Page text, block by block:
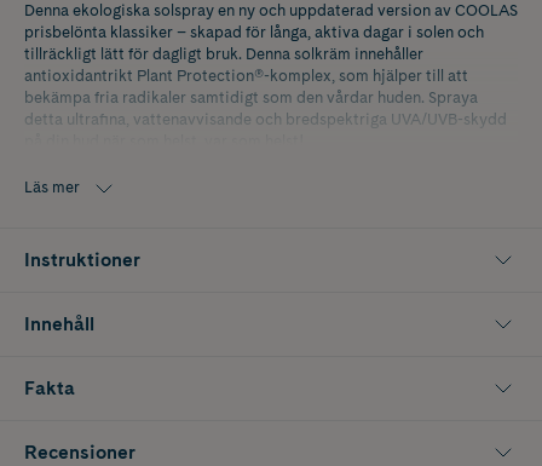
Denna ekologiska solspray en ny och uppdaterad version av COOLAS
prisbelönta klassiker – skapad för långa, aktiva dagar i solen och
tillräckligt lätt för dagligt bruk. Denna solkräm innehåller
antioxidantrikt Plant Protection®-komplex, som hjälper till att
bekämpa fria radikaler samtidigt som den vårdar huden. Spraya
detta ultrafina, vattenavvisande och bredspektriga UVA/UVB-skydd
Läs mer
Instruktioner
Innehåll
Fakta
Recensioner